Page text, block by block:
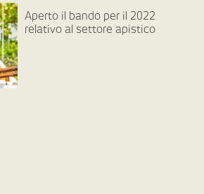
Aperto il bando per il 2022
relativo al settore apistico